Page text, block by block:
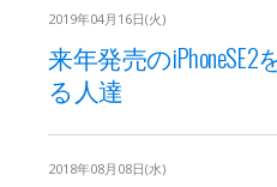
2019年04月16日(火)
来年発売の
る人達
2018年08月08日(水)